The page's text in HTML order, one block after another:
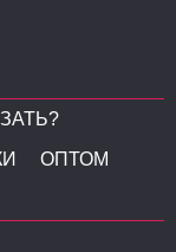
ОПТОМ